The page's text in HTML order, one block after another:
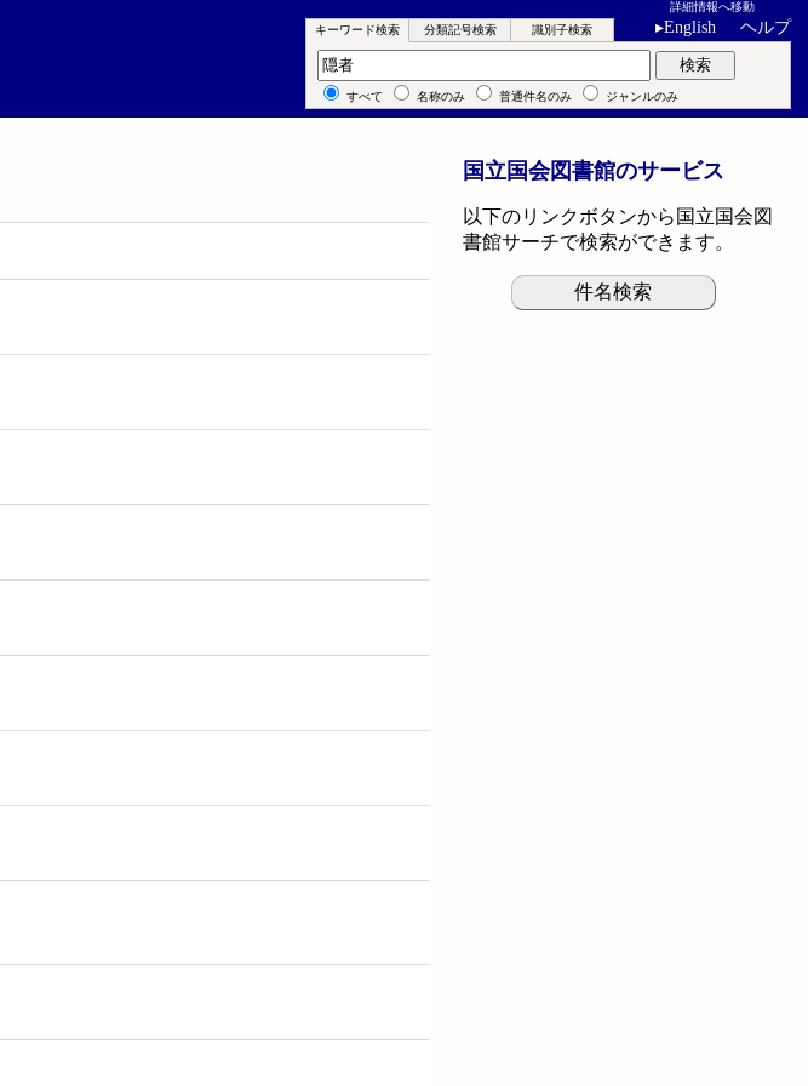
詳細情報へ移動
▸English ヘルプ
キーワード検索 分類記号検索 識別子検索
キーワード検索 検索
すべて 名称のみ 普通件名のみ ジャンルのみ
国立国会図書館のサービス
以下のリンクボタンから国立国会図
書館サーチで検索ができます。
件名検索